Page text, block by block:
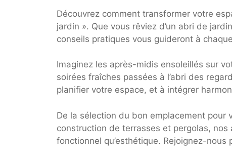
Découvrez comment transformer votre
jardin ». Que vous rêviez d’un abri de
conseils pratiques vous guideront à
Imaginez les après-midis ensoleillés sur
soirées fraîches passées à l’abri des
planifier votre espace, et à intégrer
De la sélection du bon emplacement pour
construction de terrasses et pergolas,
fonctionnel qu’esthétique. Rejoignez-